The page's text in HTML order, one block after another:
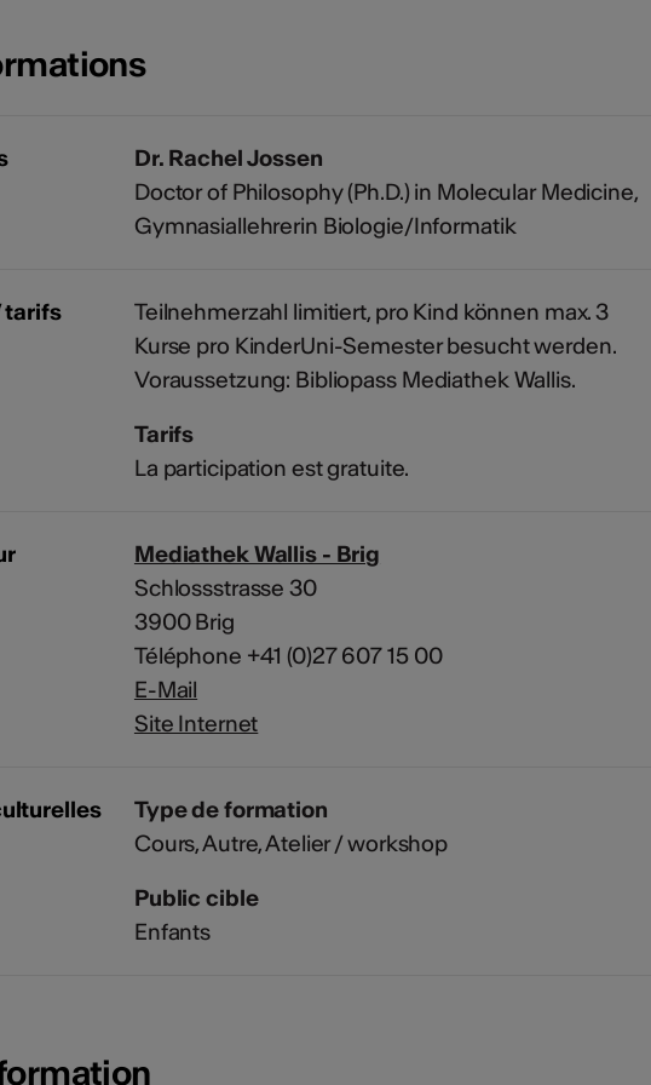
Dr. Rachel Jossen
Doctor of Philosophy (Ph.D.) in Molecular Medicine,
Gymnasiallehrerin Biologie/Informatik
tarifs
Teilnehmerzahl limitiert, pro Kind können max. 3
Kurse pro KinderUni-Semester besucht werden.
Voraussetzung: Bibliopass Mediathek Wallis.
Tarifs
La participation est gratuite.
Mediathek Wallis - Brig
Schlossstrasse 30
3900 Brig
Téléphone +41 (0)27 607 15 00
E-Mail
Site Internet
Type de formation
Cours, Autre, Atelier / workshop
Public cible
Enfants